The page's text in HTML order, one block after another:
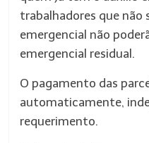
trabalhadores que não
emergencial não
emergencial residual.
O pagamento das
automaticamente,
requerimento.